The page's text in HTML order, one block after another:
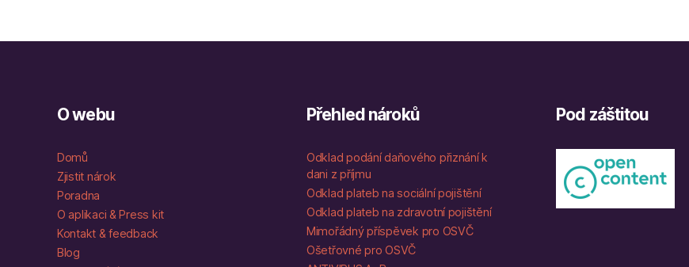
O webu
Domů
Zjistit nárok
Poradna
O aplikaci & Press kit
Kontakt & feedback
Blog
Přehled nároků
Odklad podání daňového přiznání k
dani z příjmu
Odklad plateb na sociální pojištění
Odklad plateb na zdravotní pojištění
Mimořádný příspěvek pro OSVČ
Ošetřovné pro OSVČ
Pod záštitou